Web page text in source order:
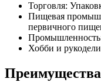
Торговля:
Пищевая
первичного
Хобби и
Преимущества